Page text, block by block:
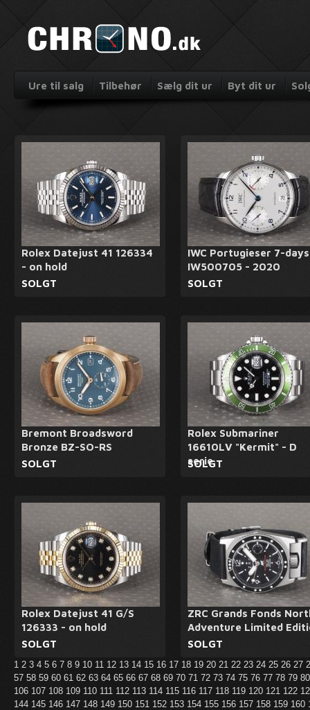
Ure til salg Tilbehør Sælg dit ur Byt dit ur
Rolex Datejust 41 126334
- on hold
SOLGT
IWC Portugieser 7-days
IW500705 - 2020
SOLGT
Bremont Broadsword
Bronze BZ-SO-RS
SOLGT
Rolex Submariner
16610LV "Kermit" - D
serie
SOLGT
Rolex Datejust 41 G/S
126333 - on hold
SOLGT
ZRC Grands Fonds
Adventure Limited
SOLGT
1 2 3 4 5 6 7 8 9 10 11 12 13 14 15 16 17 18 19 20 21 22 23 24 25 26 27
57 58 59 60 61 62 63 64 65 66 67 68 69 70 71 72 73 74 75 76 77 78 79
106 107 108 109 110 111 112 113 114 115 116 117 118 119 120 121 122
144 145 146 147 148 149 150 151 152 153 154 155 156 157 158 159 160